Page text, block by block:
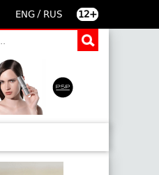
ENG / RUS 12+